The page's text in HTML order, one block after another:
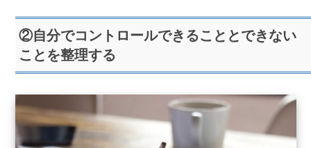
②自分でコントロールできることとできない
ことを整理する